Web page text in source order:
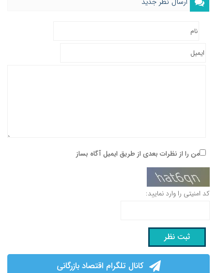
من را از نظرات بعدی از طریق ایمیل آگاه بساز
کد امنیتی را وارد نمایید:
کانال تلگرام اقتصاد بازرگانی